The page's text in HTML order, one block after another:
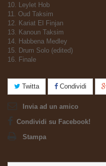
10. Leylet Hob
11. Oud Taksim
12. Kariat El Finjan
13. Kanoun Taksim
14. Habbena Medley
15. Drum Solo (edited)
16. Finale
Twitta Condividi
Invia ad un amico
Condividi su Facebook!
Stampa